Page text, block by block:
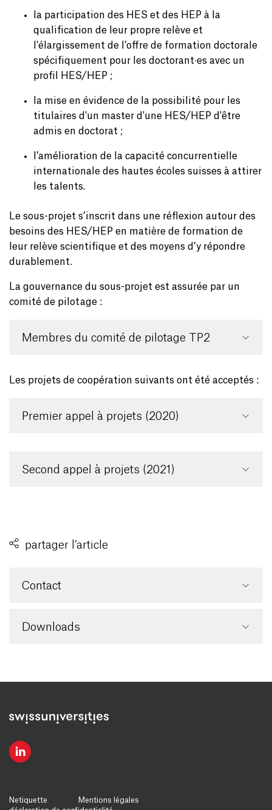
la participation des HES et des HEP à la
qualification de leur propre relève et
l'élargissement de l’offre de formation doctorale
spécifiquement pour les doctorant∙es avec un
profil HES/HEP ;
la mise en évidence de la possibilité pour les
titulaires d'un master d'une HES/HEP d'être
admis en doctorat ;
l’amélioration de la capacité concurrentielle
internationale des hautes écoles suisses à attirer
les talents.
Le sous-projet s’inscrit dans une réflexion autour des
besoins des HES/HEP en matière de formation de
leur relève scientifique et des moyens d’y répondre
durablement.
La gouvernance du sous-projet est assurée par un
comité de pilotage :
Membres du comité de pilotage TP2
Les projets de coopération suivants ont été acceptés :
Premier appel à projets (2020)
Second appel à projets (2021)
partager l’article
Contact
Downloads
Netiquette
Mentions légales